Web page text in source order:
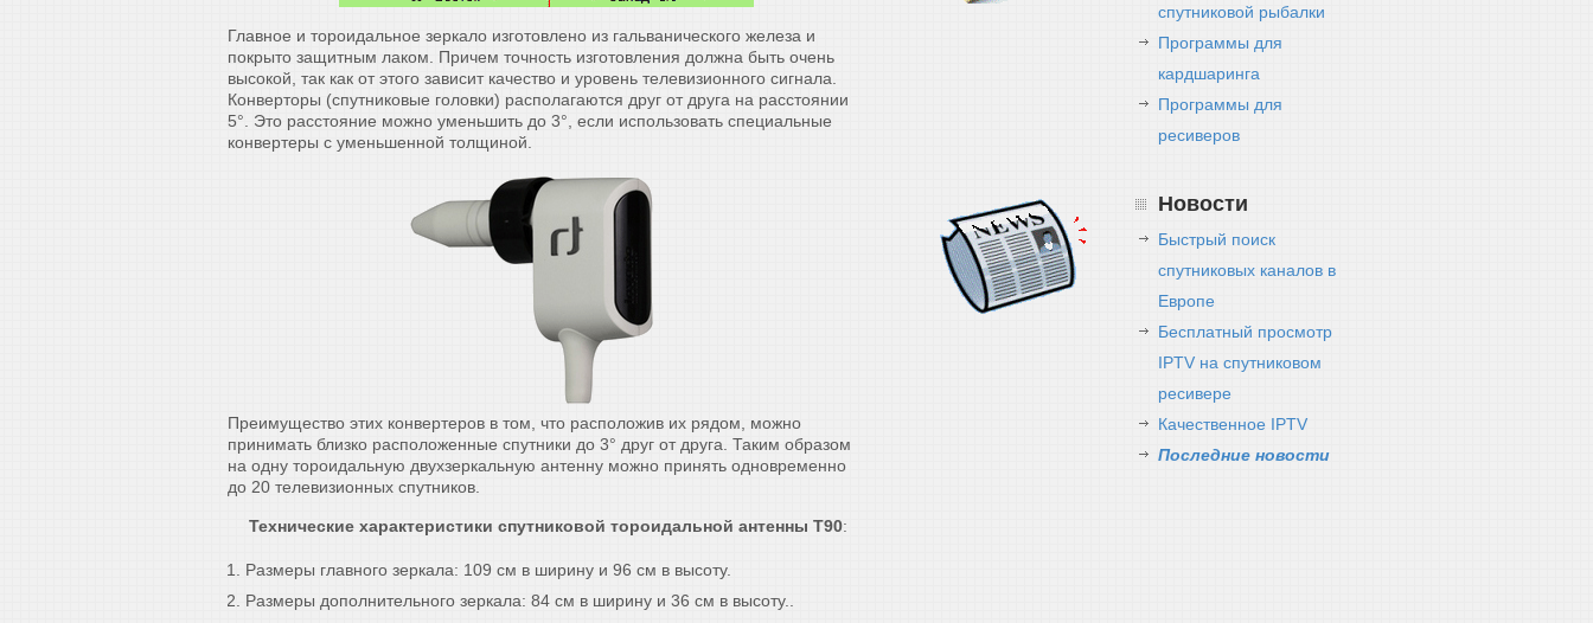
Главное и тороидальное зеркало изготовлено из гальванического железа и
покрыто защитным лаком. Причем точность изготовления должна быть очень
высокой, так как от этого зависит качество и уровень телевизионного сигнала.
Конверторы (спутниковые головки) располагаются друг от друга на расстоянии
5°. Это расстояние можно уменьшить до 3°, если использовать специальные
конвертеры с уменьшенной толщиной.
Преимущество этих конвертеров в том, что расположив их рядом, можно
принимать близко расположенные спутники до 3° друг от друга. Таким образом
на одну тороидальную двухзеркальную антенну можно принять одновременно
до 20 телевизионных спутников.
Технические характеристики спутниковой тороидальной антенны T90:
Размеры главного зеркала: 109 см в ширину и 96 см в высоту.
Размеры дополнительного зеркала: 84 см в ширину и 36 см в высоту..
спутниковой рыбалки
Программы для
кардшаринга
Программы для
ресиверов
Новости
Быстрый поиск
спутниковых каналов в
Европе
Бесплатный просмотр
IPTV на спутниковом
ресивере
Качественное IPTV
Последние новости